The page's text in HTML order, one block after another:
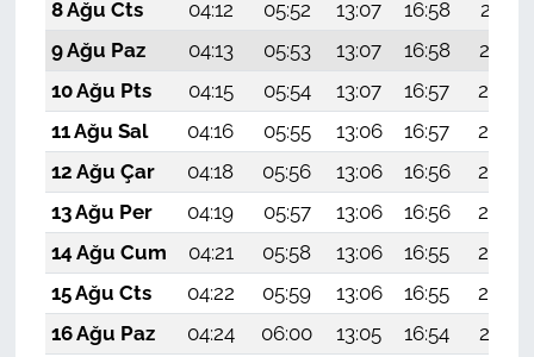
8 Ağu Cts
04:12 05:52 13:07 16:58
20:12
9 Ağu Paz
04:13 05:53 13:07 16:58
20:10
10 Ağu Pts
04:15 05:54 13:07 16:57
20:09
11 Ağu Sal
04:16 05:55 13:06 16:57
20:08
12 Ağu Çar
04:18 05:56 13:06 16:56
20:06
13 Ağu Per
04:19 05:57 13:06 16:56
20:05
14 Ağu Cum
04:21 05:58 13:06 16:55
20:04
15 Ağu Cts
04:22 05:59 13:06 16:55
20:02
16 Ağu Paz
04:24 06:00 13:05 16:54
20:01